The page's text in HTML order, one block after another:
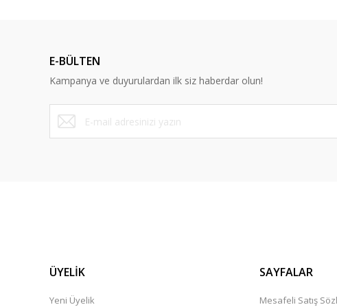
Ürün fiyatı diğer sitelerden daha pahalı.
Bu ürüne benzer farklı alternatifler olmalı.
E-BÜLTEN
Kampanya ve duyurulardan ilk siz haberdar olun!
ÜYELİK
Yeni Üyelik
SAYFALAR
Mesafeli Satış